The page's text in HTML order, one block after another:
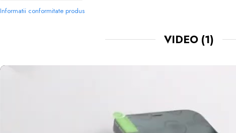
MATERIALUL FOLOSIT IN PRODUCEREA
PE CARE O STIM CU TOTII, CI ESTE
Informatii conformitate produs
VIDEO (1)